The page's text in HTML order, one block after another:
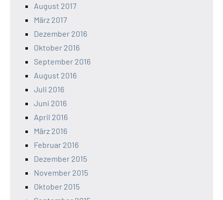
August 2017
März 2017
Dezember 2016
Oktober 2016
September 2016
August 2016
Juli 2016
Juni 2016
April 2016
März 2016
Februar 2016
Dezember 2015
November 2015
Oktober 2015